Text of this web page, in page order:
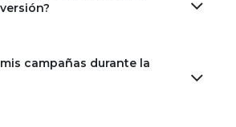
campañas durante la